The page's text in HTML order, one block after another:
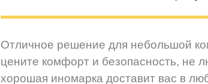
Отличное решение для небольшой
цените комфорт и безопасность, не
хорошая иномарка доставит вас в